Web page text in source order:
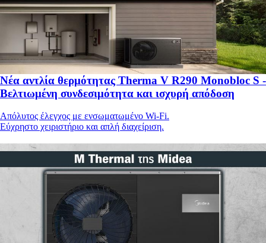
Νέα αντλία θερμότητας Therma V R290 Monobloc S -
Βελτιωμένη συνδεσιμότητα και ισχυρή απόδοση
Απόλυτος έλεγχος με ενσωματωμένο Wi-Fi.
Εύχρηστο χειριστήριο και απλή διαχείριση.